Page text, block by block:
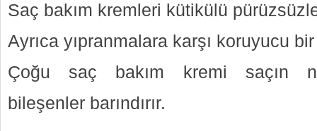
Saç bakım kremleri kütikülü
Ayrıca yıpranmalara karşı koruyucu
Çoğu saç bakım kremi saçın
bileşenler barındırır.